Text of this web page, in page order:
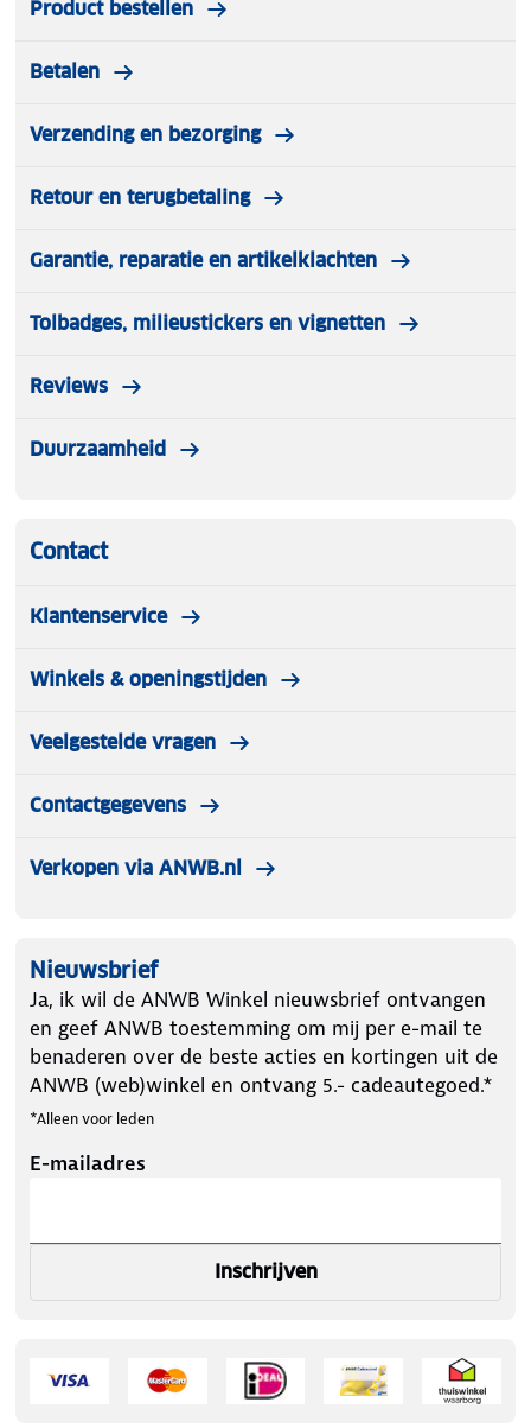
thuisgebruik én praktisch om mee te nemen op reis.
Product bestellen
Betalen
Verzending en bezorging
Retour en terugbetaling
Garantie, reparatie en artikelklachten
Tolbadges, milieustickers en vignetten
Reviews
Duurzaamheid
Contact
Klantenservice
Winkels & openingstijden
Veelgestelde vragen
Contactgegevens
Verkopen via ANWB.nl
Nieuwsbrief
Ja, ik wil de ANWB Winkel nieuwsbrief ontvangen
en geef ANWB toestemming om mij per e-mail te
benaderen over de beste acties en kortingen uit de
ANWB (web)winkel en ontvang 5.- cadeautegoed.*
*Alleen voor leden
E-mailadres
Inschrijven